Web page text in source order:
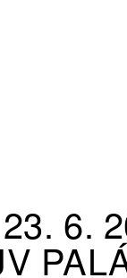
6.